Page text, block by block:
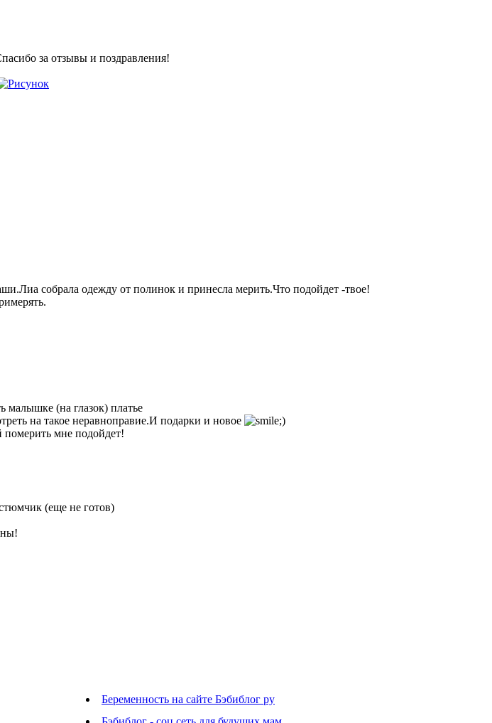
за отзывы и поздравления!
собрала одежду от полинок и принесла мерить.Что подойдет -твое!
малышке (на глазок) платье
на такое неравноправие.И подарки и новое
померить мне подойдет!
(еще не готов)
Беременность на сайте Бэбиблог ру